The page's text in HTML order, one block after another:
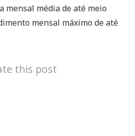
mensal média de até meio
mensal máximo de até
this post